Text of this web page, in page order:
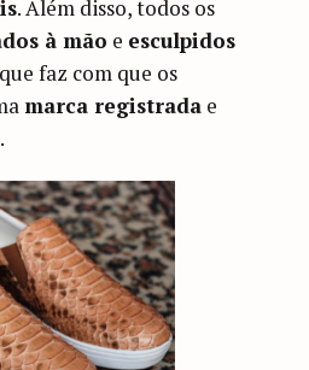
. Além disso, todos os
à mão e esculpidos
faz com que os
marca registrada e
.